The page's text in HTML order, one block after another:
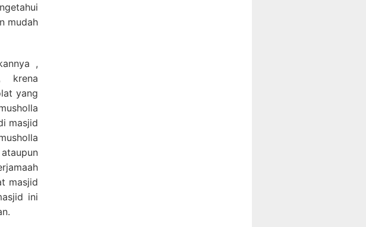
mudah
,
krena
yang
masjid
masjid
ini